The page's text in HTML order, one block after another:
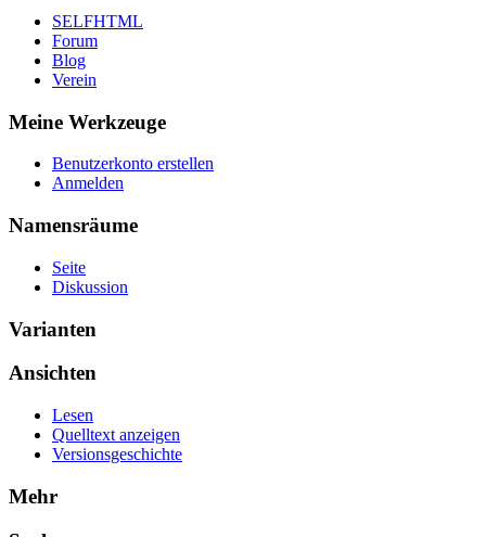
SELFHTML
Forum
Blog
Verein
Meine Werkzeuge
Benutzerkonto erstellen
Anmelden
Namensräume
Seite
Diskussion
Varianten
Ansichten
Lesen
Quelltext anzeigen
Versionsgeschichte
Mehr